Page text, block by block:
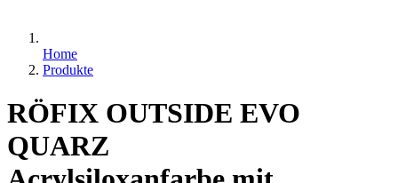
Home
Produkte
RÖFIX OUTSIDE EVO
QUARZ